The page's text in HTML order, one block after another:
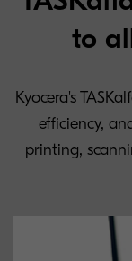
to
Kyocera's
efficiency,
printing,